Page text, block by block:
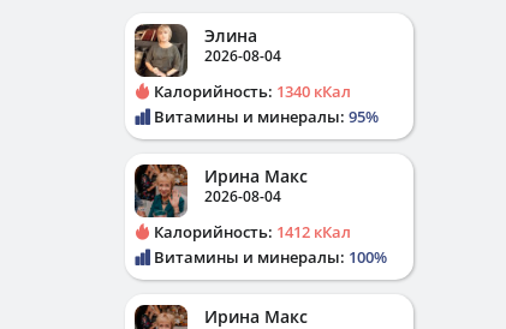
Элина
2026-08-04
Калорийность: 1340 кКал
Витамины и минералы: 95%
Ирина Макс
2026-08-04
Калорийность: 1412 кКал
Витамины и минералы: 100%
Ирина Макс